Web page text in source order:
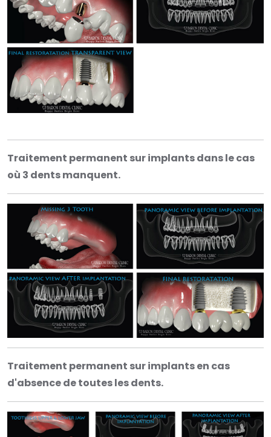
Traitement permanent sur implants dans le cas
où 3 dents manquent.
Traitement permanent sur implants en cas
d'absence de toutes les dents.